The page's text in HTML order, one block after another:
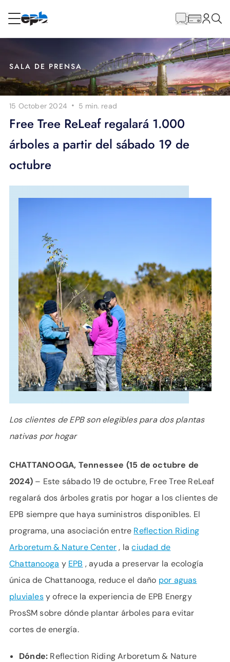
Internet
Energía
Televisión
principal
SALA DE PRENSA
15 October 2024 · 5 min. read
Free Tree ReLeaf regalará 1.000
árboles a partir del sábado 19 de
octubre
Los clientes de EPB son elegibles para dos plantas
nativas por hogar
CHATTANOOGA, Tennessee (15 de octubre de
2024) – Este sábado 19 de octubre, Free Tree ReLeaf
regalará dos árboles gratis por hogar a los clientes de
EPB siempre que haya suministros disponibles. El
programa, una asociación entre Reflection Riding
Arboretum & Nature Center, laciudad de
Chattanooga y EPB , ayuda a preservar la ecología
única de Chattanooga, reduce el daño por aguas
pluvialesy ofrece la experiencia de EPB Energy
ProsSM sobre dónde plantar árboles para evitar
cortes de energía.
Dónde: Reflection Riding Arboretum & Nature